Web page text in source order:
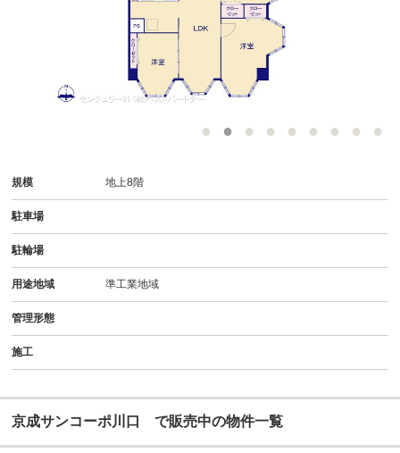
規模 地上8階
駐車場
駐輪場
用途地域 準工業地域
管理形態
施工
京成サンコーポ川口 で販売中の物件一覧